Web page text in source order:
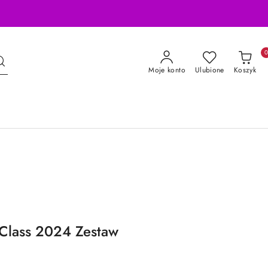
Moje konto Ulubione Koszyk
0
2024 Zestaw